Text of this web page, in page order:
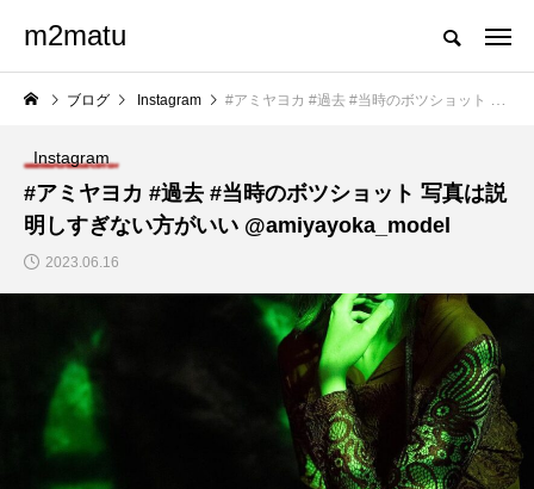
m2matu
ブログ Instagram #アミヤヨカ #過去 #当時のボツショット 写真は説明しすぎない方がいい @amiyayoka_model
Instagram
#アミヤヨカ #過去 #当時のボツショット 写真は説
明しすぎない方がいい @amiyayoka_model
2023.06.16